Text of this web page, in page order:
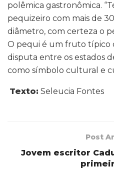
polêmica gastronômica.
pequizeiro com mais de
diâmetro, com certeza o
O pequi é um fruto típico
disputa entre os estados
como símbolo cultural e
Texto: Seleucia Fontes
Post
Jovem escritor